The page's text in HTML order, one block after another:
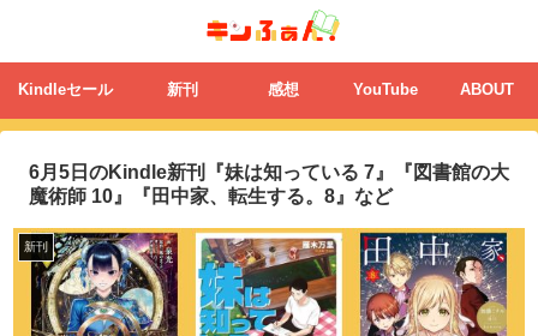
Kindleセール 新刊 感想 YouTube ABOUT
6月5日のKindle新刊『妹は知っている 7』『図書館の大
魔術師 10』『田中家、転生する。8』など
新刊